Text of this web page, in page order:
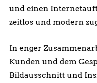
und einen
zeitlos und modern
In enger
Kunden und dem
Bildausschnitt und